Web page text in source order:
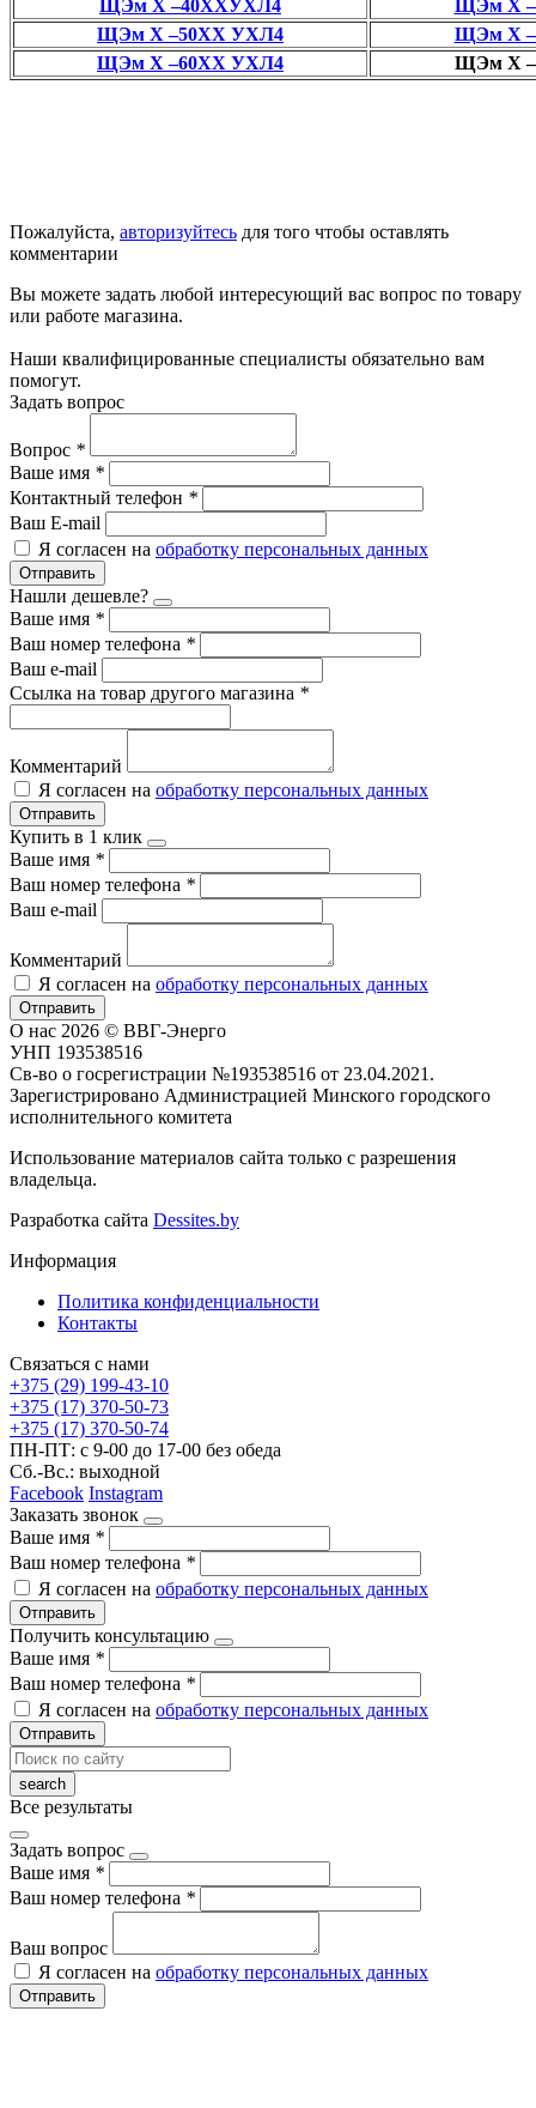
ЩЭм Х –40ХХУХЛ4
ЩЭм Х
ЩЭм Х –50ХХ УХЛ4
ЩЭм Х
ЩЭм Х –60ХХ УХЛ4
ЩЭм Х
Пожалуйста, авторизуйтесь для того чтобы оставлять
комментарии
Вы можете задать любой интересующий вас вопрос по товару
или работе магазина.
Наши квалифицированные специалисты обязательно вам
помогут.
Задать вопрос
Вопрос *
Ваше имя *
Контактный телефон *
Ваш E-mail
Я согласен на обработку персональных данных
Отправить
Нашли дешевле?
Ваше имя *
Ваш номер телефона *
Ваш e-mail
Ссылка на товар другого магазина *
Комментарий
Я согласен на обработку персональных данных
Отправить
Купить в 1 клик
Ваше имя *
Ваш номер телефона *
Ваш e-mail
Комментарий
Я согласен на обработку персональных данных
Отправить
О нас 2026 © ВВГ-Энерго
УНП 193538516
Св-во о госрегистрации №193538516 от 23.04.2021.
Зарегистрировано Администрацией Минского городского
исполнительного комитета
Использование материалов сайта только с разрешения
владельца.
Разработка сайта Dessites.by
Информация
Политика конфиденциальности
Контакты
Связаться с нами
+375 (29) 199-43-10
+375 (17) 370-50-73
+375 (17) 370-50-74
ПН-ПТ: с 9-00 до 17-00 без обеда
Сб.-Вс.: выходной
Facebook Instagram
Заказать звонок
Ваше имя *
Ваш номер телефона *
Я согласен на обработку персональных данных
Отправить
Получить консультацию
Ваше имя *
Ваш номер телефона *
Я согласен на обработку персональных данных
Отправить
Все результаты
Задать вопрос
Ваше имя *
Ваш номер телефона *
Ваш вопрос
Я согласен на обработку персональных данных
Отправить